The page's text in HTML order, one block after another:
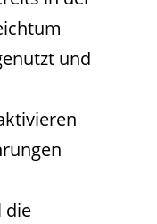
und
die